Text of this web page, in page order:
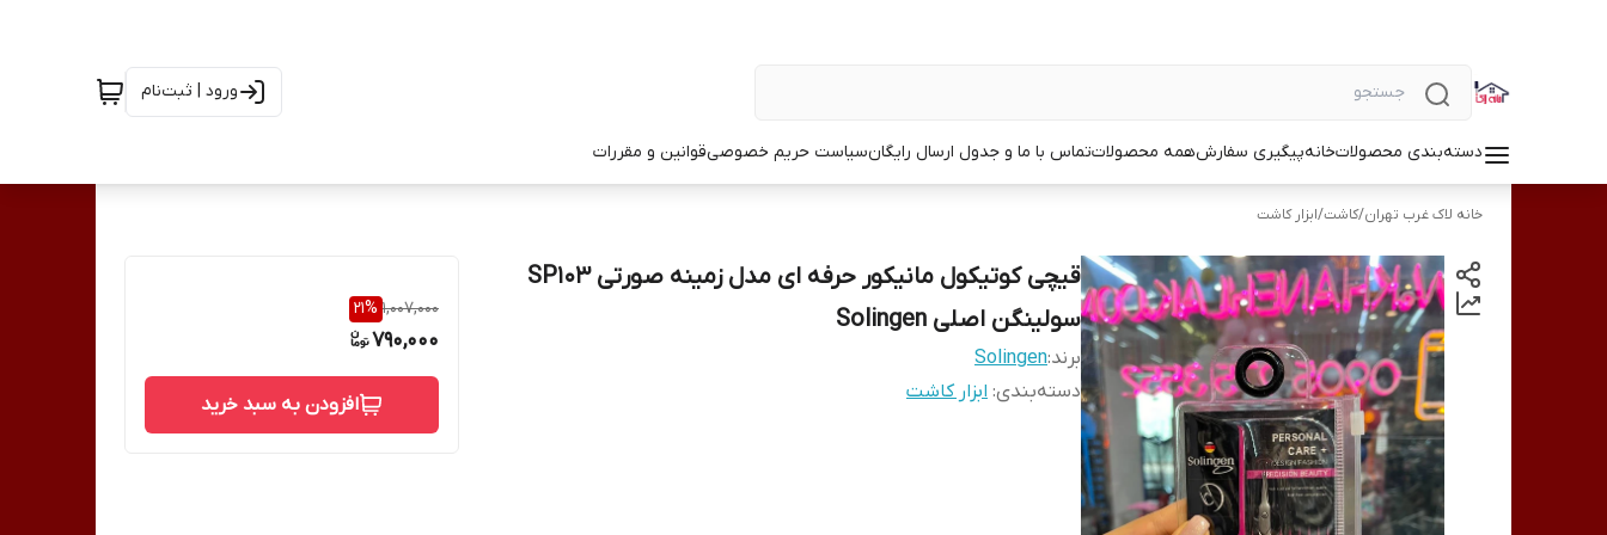
ورود | ثبت‌نام
دسته‌بندی محصولاتخانهپیگیری سفارشهمه محصولاتتماس با ما و جدول ارسال رایگانسیاست حریم خصوصیقوانین و مقررات
خانه لاک غرب تهران/کاشت/ابزار کاشت
قیچی کوتیکول مانیکور حرفه ای مدل زمینه صورتی SP103
سولینگن اصلی Solingen
برند:Solingen
دسته‌بندی: ابزار کاشت
1,007,000
21%
790,000
افزودن به سبد خرید